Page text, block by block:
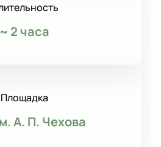
~ 2 часа
Площадка
А. П. Чехова